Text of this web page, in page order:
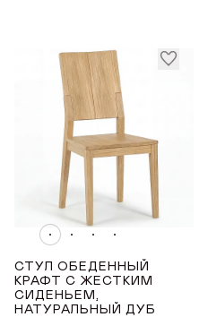
СТУЛ ОБЕДЕННЫЙ
КРАФТ С ЖЕСТКИМ
СИДЕНЬЕМ,
НАТУРАЛЬНЫЙ ДУБ